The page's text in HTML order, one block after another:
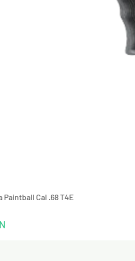
Paintball Cal .68 T4E